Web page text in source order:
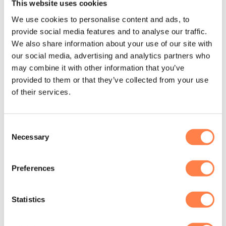
This website uses cookies
We use cookies to personalise content and ads, to
provide social media features and to analyse our traffic.
We also share information about your use of our site with
our social media, advertising and analytics partners who
may combine it with other information that you’ve
provided to them or that they’ve collected from your use
of their services.
Selection
Necessary
Preferences
Statistics
Voor een lange levensduur was je de legging koud met
soortgelijke kleuren. Vermijd bleekmiddel en
wasverzachter, en droog bij voorkeur in de schaduw of op
lage temperatuur in de droger. Strijken of chemisch
reinigen wordt afgeraden, zodat de stof zijn vorm,
elasticiteit en kwaliteit behoudt.
Over het merk
Tavi begon met één helder doel: het creëren van de beste
antislipsokken en kleding voor practices zoals yoga,
instructeurs, combineren de sokken en kleren ultieme
groeide uit tot een merk dat hoogwaardige, duurzame en